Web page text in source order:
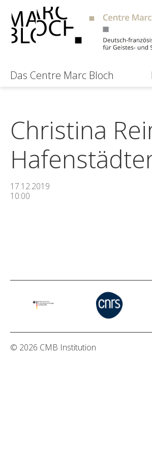
Das Centre Marc Bloch
Christina
17.12.2019
10:00
© 2026 CMB Institution